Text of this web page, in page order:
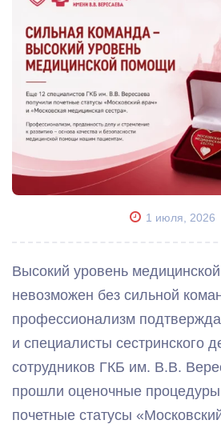
1 июля, 2026
Высокий уровень
невозможен без сильной
профессионализм
и специалисты сестринского
сотрудников ГКБ им. В.В.
прошли оценочные
почетные статусы